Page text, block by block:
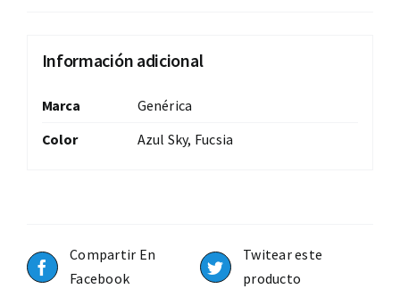
Información adicional
Marca
Genérica
Color
Azul Sky, Fucsia
Compartir En
Facebook
Twitear este
producto